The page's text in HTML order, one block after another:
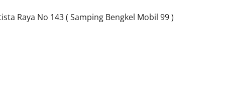
Raya No 143 ( Samping Bengkel Mobil 99 )